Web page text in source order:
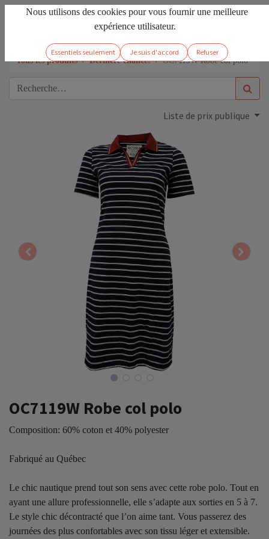
Se connecter FR
Tous les produits Dernière chance! OC7119W Robe col polo
Liste de prix publique
OC7119W Robe col polo
Composition: 60% coton et 40% polyester
Fabriqué au Québec
Le chic nautique prend tout son sens avec cette robe polo. Tout en
ayant une allure professionnelle, elle s’adapte aux sorties en 5 à 7.
Le style chic décontracté que l’on aime tant. Vous passerez des
journées des plus confortables avec son tissu léger et extensible.
Nous utilisons des cookies pour vous fournir une meilleure
expérience utilisateur.
Essentiels seulement Je suis d'accord Refuser